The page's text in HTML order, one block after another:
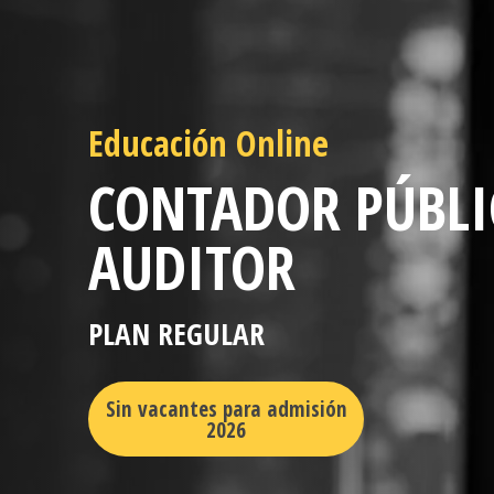
Educación Online
CONTADOR
AUDITOR
PLAN REGULAR
Sin vacantes para admisión
2026